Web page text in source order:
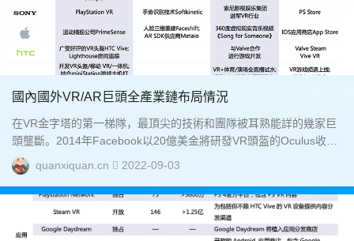
國內國外VR/AR巨頭全產業鏈布局情況
在VR金字塔的第一梯隊，最頂尖的技術和團隊被耳熟能詳的幾家巨
頭壟斷。2014年Facebook以20億美金將研發VR頭盔的Oculus收入
麾下，由此掌握了硬件入口。...
quanxiquan.cn 2022-09-03